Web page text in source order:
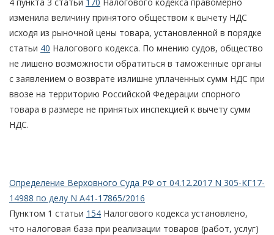
изменила величину принятого обществом к вычету НДС
исходя из рыночной цены товара, установленной в порядке
статьи 40 Налогового кодекса. По мнению судов, общество
не лишено возможности обратиться в таможенные органы
с заявлением о возврате излишне уплаченных сумм НДС при
ввозе на территорию Российской Федерации спорного
товара в размере не принятых инспекцией к вычету сумм
НДС.
Определение Верховного Суда РФ от 04.12.2017 N 305-КГ17-
14988 по делу N А41-17865/2016
Пунктом 1 статьи 154 Налогового кодекса установлено,
что налоговая база при реализации товаров (работ, услуг)